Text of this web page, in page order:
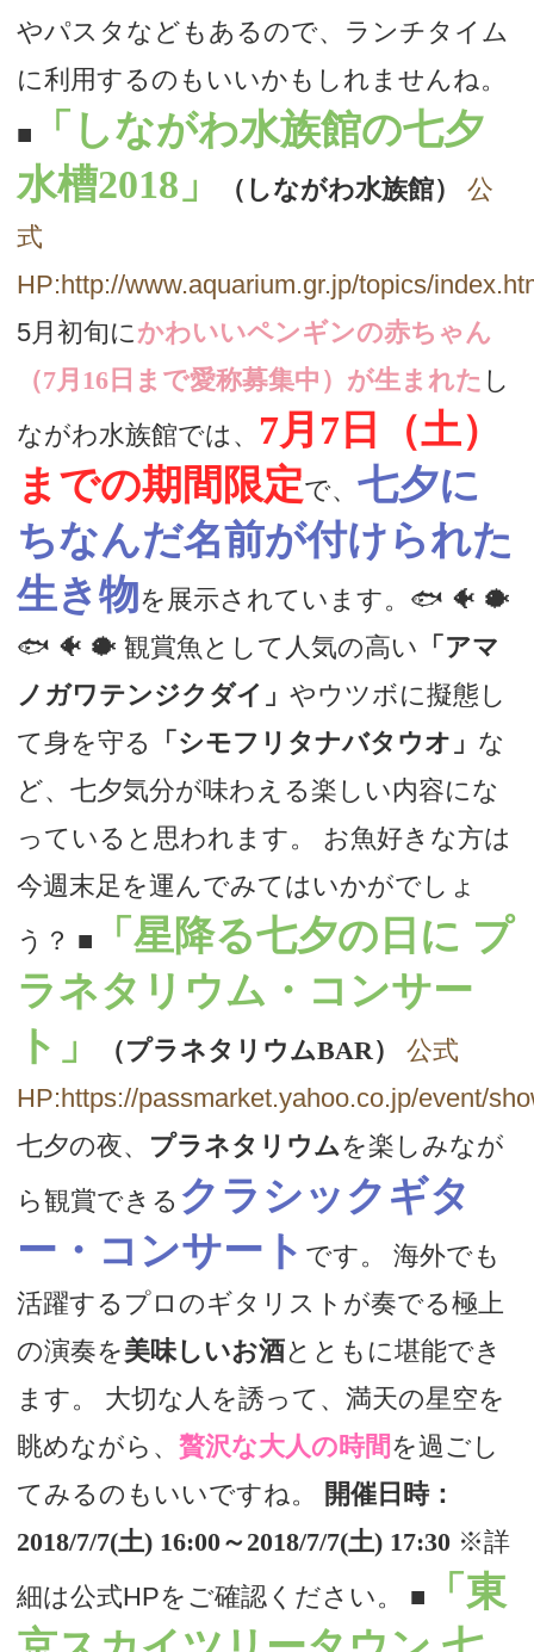
やパスタなどもあるので、ランチタイム
に利用するのもいいかもしれませんね。
■
「しながわ水族館の七夕
水槽2018」
（しながわ水族館）
公
式
HP:http://www.aquarium.gr.jp/topics/
5月初旬に かわいいペンギンの赤ちゃん
（7月16日まで愛称募集中）が生まれた し
ながわ水族館では、 7月7日（土）
までの期間限定で、 七夕に
ちなんだ名前が付けられた
生き物を展示されています。🐟 🐠 🐡
🐟 🐠 🐡 観賞魚として人気の高い 「アマ
ノガワテンジクダイ」 やウツボに擬態し
て身を守る
「シモフリタナバタウオ」 な
ど、七夕気分が味わえる楽しい内容にな
っていると思われます。 お魚好きな方は
今週末足を運んでみてはいかがでしょ
う？ ■
「星降る七夕の日に プ
ラネタリウム・コンサー
ト」
（プラネタリウムBAR）
公式
HP:https://passmarket.yahoo.co.jp/event/
七夕の夜、 プラネタリウムを楽しみなが
ら観賞できる クラシックギタ
ー・コンサート です。 海外でも
活躍するプロのギタリストが奏でる極上
の演奏を美味しいお酒とともに堪能でき
ます。 大切な人を誘って、満天の星空を
眺めながら、 贅沢な大人の時間 を過ごし
てみるのもいいですね。
開催日時：
2018/7/7(土) 16:00～2018/7/7(土) 17:30※詳
細は公式HPをご確認ください。 ■
「東